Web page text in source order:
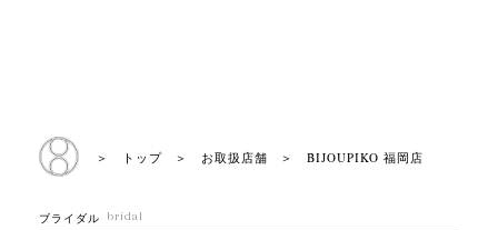
＞ トップ ＞ お取扱店舗 ＞ BIJOUPIKO 福岡店
ブライダル bridal